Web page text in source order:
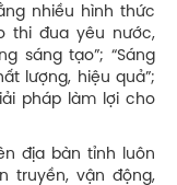
nhiều hình thức
thi đua yêu nước,
sáng tạo”; “Sáng
lượng, hiệu quả”;
pháp làm lợi cho
địa bàn tỉnh luôn
truyền, vận động,